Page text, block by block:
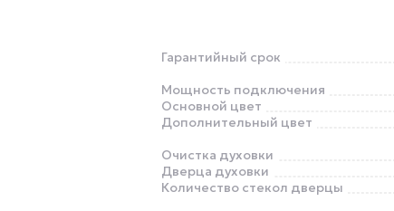
Гарантийный срок
Мощность подключения
Основной цвет
Дополнительный цвет
Очистка духовки
Дверца духовки
Количество стекол дверцы